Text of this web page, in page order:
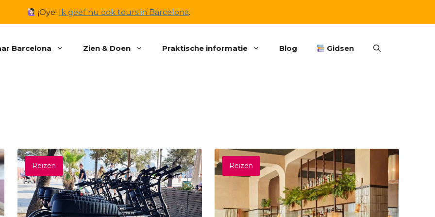
¡Oye! Ik geef nu ook tours in Barcelona.
Barcelona Zien & Doen Praktische informatie Blog Gidsen
Reizen Reizen